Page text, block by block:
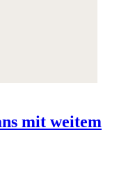
mit weitem